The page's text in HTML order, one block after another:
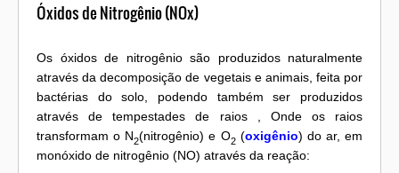
Óxidos de Nitrogênio (NOx)
Os óxidos de nitrogênio são produzidos naturalmente
através da decomposição de vegetais e animais, feita por
bactérias do solo, podendo também ser produzidos
através de tempestades de raios , Onde os raios
transformam o N2(nitrogênio) e O2(oxigênio) do ar, em
monóxido de nitrogênio (NO) através da reação: